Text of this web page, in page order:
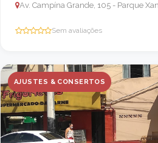
Sem avaliações
AJUSTES & CONSERTOS